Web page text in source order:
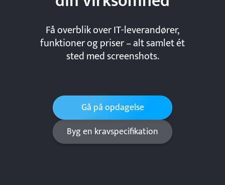
Få overblik over IT-leverandører,
funktioner og priser – alt samlet ét
sted med screenshots.
Gå på opdagelse
Byg en kravspecifikation